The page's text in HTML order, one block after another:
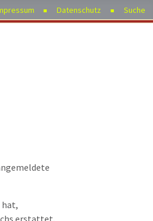
Datenschutz Suche